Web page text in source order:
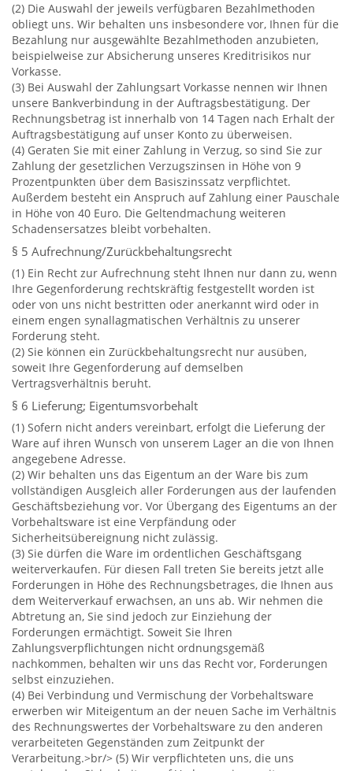
(2) Die Auswahl der jeweils verfügbaren Bezahlmethoden
obliegt uns. Wir behalten uns insbesondere vor, Ihnen für die
Bezahlung nur ausgewählte Bezahlmethoden anzubieten,
beispielweise zur Absicherung unseres Kreditrisikos nur
Vorkasse.
(3) Bei Auswahl der Zahlungsart Vorkasse nennen wir Ihnen
unsere Bankverbindung in der Auftragsbestätigung. Der
Rechnungsbetrag ist innerhalb von 14 Tagen nach Erhalt der
Auftragsbestätigung auf unser Konto zu überweisen.
(4) Geraten Sie mit einer Zahlung in Verzug, so sind Sie zur
Zahlung der gesetzlichen Verzugszinsen in Höhe von 9
Prozentpunkten über dem Basiszinssatz verpflichtet.
Außerdem besteht ein Anspruch auf Zahlung einer Pauschale
in Höhe von 40 Euro. Die Geltendmachung weiteren
Schadensersatzes bleibt vorbehalten.
§ 5 Aufrechnung/Zurückbehaltungsrecht
(1) Ein Recht zur Aufrechnung steht Ihnen nur dann zu, wenn
Ihre Gegenforderung rechtskräftig festgestellt worden ist
oder von uns nicht bestritten oder anerkannt wird oder in
einem engen synallagmatischen Verhältnis zu unserer
Forderung steht.
(2) Sie können ein Zurückbehaltungsrecht nur ausüben,
soweit Ihre Gegenforderung auf demselben
Vertragsverhältnis beruht.
§ 6 Lieferung; Eigentumsvorbehalt
(1) Sofern nicht anders vereinbart, erfolgt die Lieferung der
Ware auf ihren Wunsch von unserem Lager an die von Ihnen
angegebene Adresse.
(2) Wir behalten uns das Eigentum an der Ware bis zum
vollständigen Ausgleich aller Forderungen aus der laufenden
Geschäftsbeziehung vor. Vor Übergang des Eigentums an der
Vorbehaltsware ist eine Verpfändung oder
Sicherheitsübereignung nicht zulässig.
(3) Sie dürfen die Ware im ordentlichen Geschäftsgang
weiterverkaufen. Für diesen Fall treten Sie bereits jetzt alle
Forderungen in Höhe des Rechnungsbetrages, die Ihnen aus
dem Weiterverkauf erwachsen, an uns ab. Wir nehmen die
Abtretung an, Sie sind jedoch zur Einziehung der
Forderungen ermächtigt. Soweit Sie Ihren
Zahlungsverpflichtungen nicht ordnungsgemäß
nachkommen, behalten wir uns das Recht vor, Forderungen
selbst einzuziehen.
(4) Bei Verbindung und Vermischung der Vorbehaltsware
erwerben wir Miteigentum an der neuen Sache im Verhältnis
des Rechnungswertes der Vorbehaltsware zu den anderen
verarbeiteten Gegenständen zum Zeitpunkt der
Verarbeitung.>br/> (5) Wir verpflichteten uns, die uns